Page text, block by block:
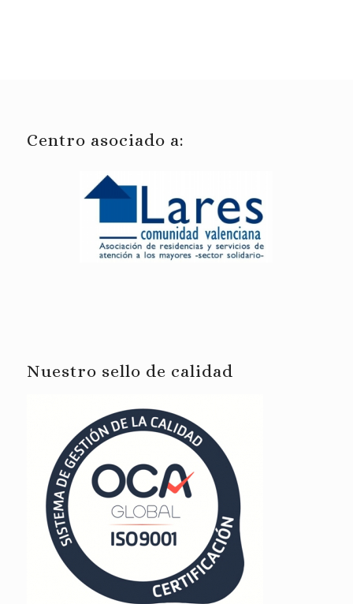
Centro asociado a:
Nuestro sello de calidad